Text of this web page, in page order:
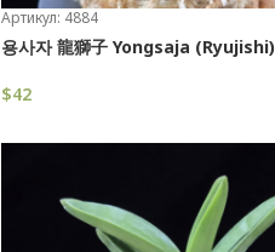
Артикул: 4884
용사자 龍獅子 Yongsaja (Ryujishi)
$42